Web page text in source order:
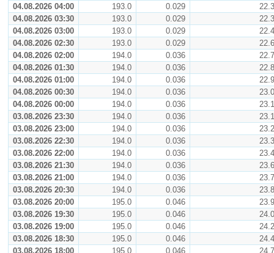
04.08.2026 04:00
193.0 0.029
22.3
04.08.2026 03:30
193.0 0.029
22.3
04.08.2026 03:00
193.0 0.029
22.4
04.08.2026 02:30
193.0 0.029
22.6
04.08.2026 02:00
194.0 0.036
22.7
04.08.2026 01:30
194.0 0.036
22.8
04.08.2026 01:00
194.0 0.036
22.9
04.08.2026 00:30
194.0 0.036
23.0
04.08.2026 00:00
194.0 0.036
23.1
03.08.2026 23:30
194.0 0.036
23.1
03.08.2026 23:00
194.0 0.036
23.2
03.08.2026 22:30
194.0 0.036
23.3
03.08.2026 22:00
194.0 0.036
23.4
03.08.2026 21:30
194.0 0.036
23.6
03.08.2026 21:00
194.0 0.036
23.7
03.08.2026 20:30
194.0 0.036
23.8
03.08.2026 20:00
195.0 0.046
23.9
03.08.2026 19:30
195.0 0.046
24.0
03.08.2026 19:00
195.0 0.046
24.2
03.08.2026 18:30
195.0 0.046
24.4
03.08.2026 18:00
195.0 0.046
24.7